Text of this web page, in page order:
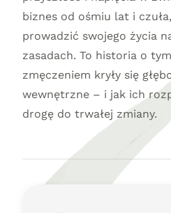
biznes od ośmiu lat i
prowadzić swojego życia
zasadach. To historia o
zmęczeniem kryły się
wewnętrzne – i jak ich
drogę do trwałej zmiany.